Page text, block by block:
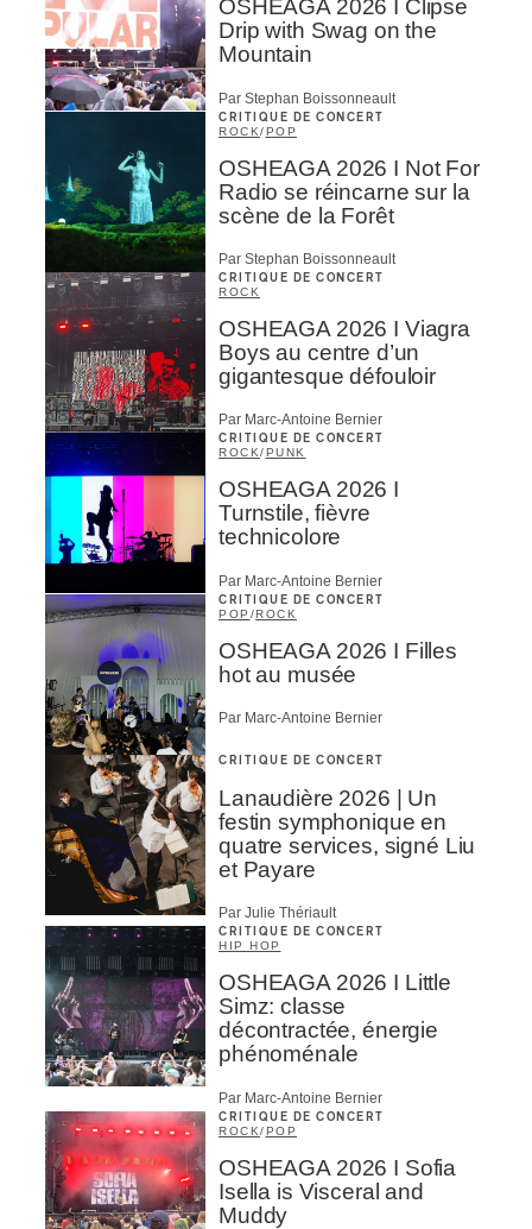
OSHEAGA 2026 I Clipse
Drip with Swag on the
Mountain
Par Stephan Boissonneault
CRITIQUE DE CONCERT
ROCK/POP
OSHEAGA 2026 I Not For
Radio se réincarne sur la
scène de la Forêt
Par Stephan Boissonneault
CRITIQUE DE CONCERT
ROCK
OSHEAGA 2026 I Viagra
Boys au centre d’un
gigantesque défouloir
Par Marc-Antoine Bernier
CRITIQUE DE CONCERT
ROCK/ PUNK
OSHEAGA 2026 I
Turnstile, fièvre
technicolore
Par Marc-Antoine Bernier
CRITIQUE DE CONCERT
POP /ROCK
OSHEAGA 2026 I Filles
hot au musée
Par Marc-Antoine Bernier
CRITIQUE DE CONCERT
Lanaudière 2026 | Un
festin symphonique en
quatre services, signé Liu
et Payare
Par Julie Thériault
CRITIQUE DE CONCERT
HIP HOP
OSHEAGA 2026 I Little
Simz: classe
décontractée, énergie
phénoménale
Par Marc-Antoine Bernier
CRITIQUE DE CONCERT
ROCK/POP
OSHEAGA 2026 I Sofia
Isella is Visceral and
Muddy